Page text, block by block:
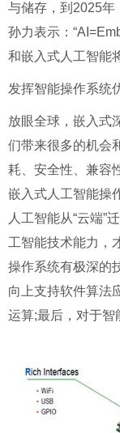
与储存，到2025年
孙力表示：
和嵌入式人工智能
发挥智能操作系统
放眼全球，嵌入式
们带来很多的机会
耗、安全性、兼容
嵌入式人工智能操
人工智能从“云端”
工智能技术能力，
操作系统有极深的
向上支持软件算法
运算;最后，对于智